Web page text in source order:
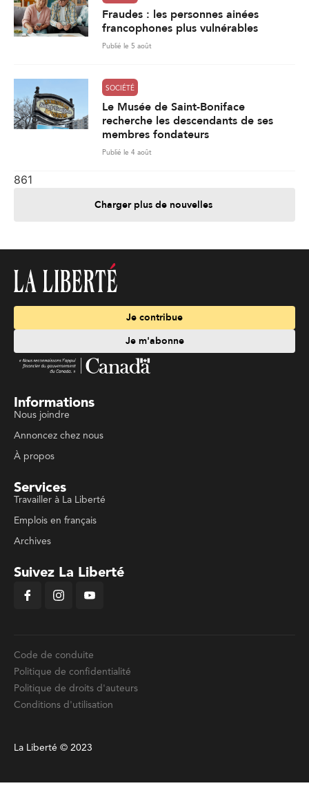
Fraudes : les personnes ainées
francophones plus vulnérables
Publié le 5 août
SOCIÉTÉ
Le Musée de Saint-Boniface
recherche les descendants de ses
membres fondateurs
Publié le 4 août
861
Charger plus de nouvelles
Je contribue
Je m'abonne
Informations
Nous joindre
Annoncez chez nous
À propos
Services
Travailler à La Liberté
Emplois en français
Archives
Suivez La Liberté
Code de conduite
Politique de confidentialité
Politique de droits d'auteurs
Conditions d'utilisation
La Liberté © 2023